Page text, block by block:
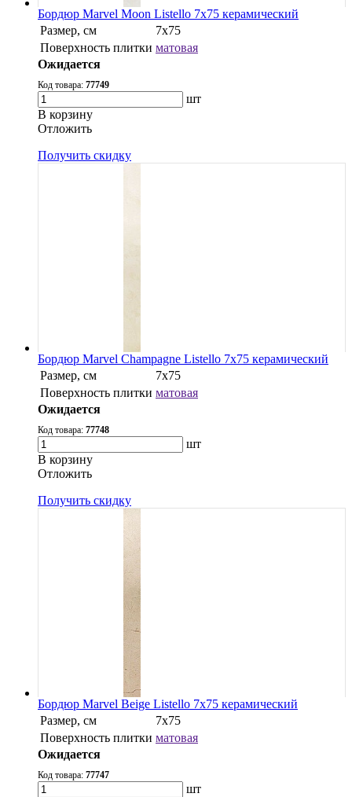
Бордюр Marvel Moon Listello 7x75 керамический
Размер, см
7x75
Поверхность плитки матовая
Ожидается
Код товара: 77749
шт
В корзину
Oтложить
Получить скидку
Бордюр Marvel Champagne Listello 7x75 керамический
Размер, см
7x75
Поверхность плитки матовая
Ожидается
Код товара: 77748
шт
В корзину
Oтложить
Получить скидку
Бордюр Marvel Beige Listello 7x75 керамический
Размер, см
7x75
Поверхность плитки матовая
Ожидается
Код товара: 77747
шт